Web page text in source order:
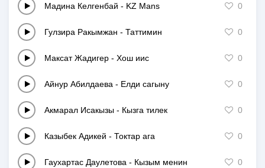
Мадина Келгенбай - KZ Mans 0
Гулзира Ракымжан - Таттимин 0
Максат Жадигер - Хош иис 0
Айнур Абилдаева - Елди сагыну 0
Акмарал Исакызы - Кызга тилек 0
Казыбек Адикей - Токтар ага 0
Гаухартас Даулетова - Кызым менин 0